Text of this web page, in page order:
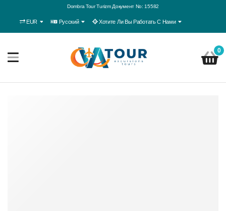
Dombra Tour Turizm Документ No: 15582
EUR Русский Хотите Ли Вы Работать С Нами
0